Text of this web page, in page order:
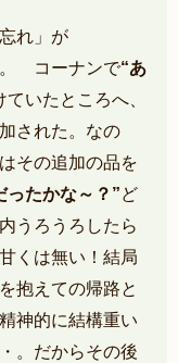
れ」が
。 コーナンで“あ
いたところへ、
された。なの
その追加の品を
ったかな～？”ど
うろうろしたら
くは無い！結局
抱えての帰路と
神的に結構重い
。 だからその後